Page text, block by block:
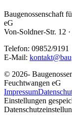
Baugenossenschaft
eG
Von-Soldner-Str. 12
Telefon: 09852/9191
E-Mail:
© 2026-
Feuchtwangen eG
Impressum
Einstellungen